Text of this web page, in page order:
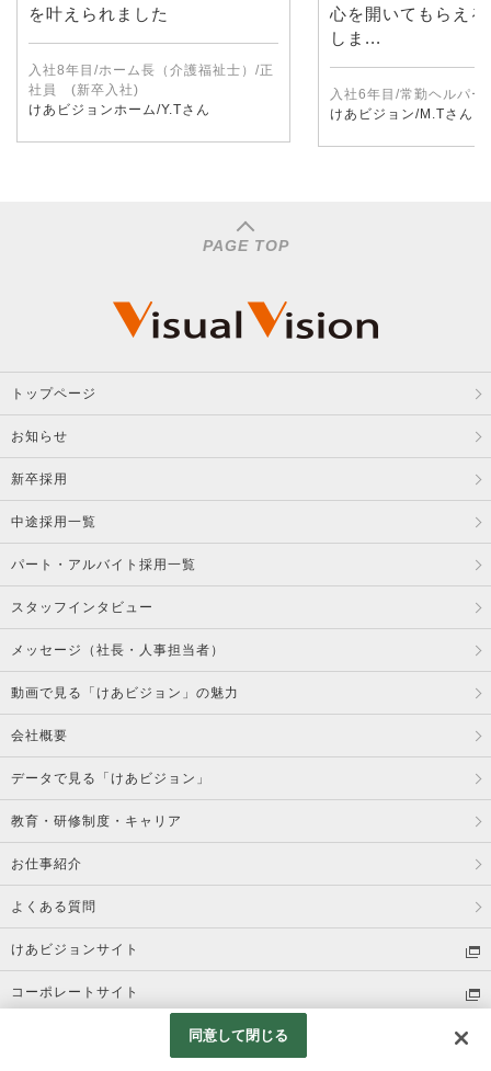
を叶えられました
入社8年目/ホーム長（介護福祉士）/正
社員 (新卒入社)
けあビジョンホーム/Y.Tさん
心を開いてもらえ
しま...
入社6年目/常勤ヘルパー
けあビジョン/M.Tさん
PAGE TOP
トップページ
お知らせ
新卒採用
中途採用一覧
パート・アルバイト採用一覧
スタッフインタビュー
メッセージ（社長・人事担当者）
動画で見る「けあビジョン」の魅力
会社概要
データで見る「けあビジョン」
教育・研修制度・キャリア
お仕事紹介
よくある質問
けあビジョンサイト
コーポレートサイト
Copyright © Visual Vision All rights reserved.
同意して閉じる